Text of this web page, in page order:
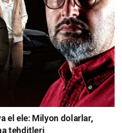
el ele: Milyon dolarlar,
tehditleri